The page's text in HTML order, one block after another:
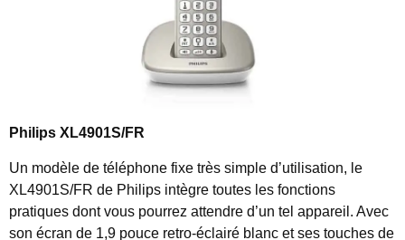
Philips XL4901S/FR
Un modèle de téléphone fixe très simple d’utilisation, le
XL4901S/FR de Philips intègre toutes les fonctions
pratiques dont vous pourrez attendre d’un tel appareil. Avec
son écran de 1,9 pouce retro-éclairé blanc et ses touches de